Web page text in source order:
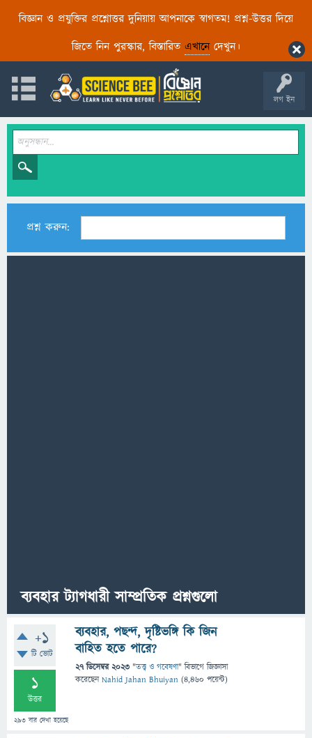
বিজ্ঞান ও প্রযুক্তির প্রশ্নোত্তর দুনিয়ায় আপনাকে স্বাগতম! প্রশ্ন-উত্তর দিয়ে
জিতে নিন পুরস্কার, বিস্তারিত এখানেদেখুন।
লগ ইন
প্রশ্ন করুন:
ব্যবহার ট্যাগধারী সাম্প্রতিক প্রশ্নগুলো
+1
টি ভোট
1
উত্তর
293 বার দেখা হয়েছে
ব্যবহার, পছন্দ, দৃষ্টিভঙ্গি কি জিন
বাহিত হতে পারে?
27 ডিসেম্বর 2023 "তত্ত্ব ও গবেষণা" বিভাগে জিজ্ঞাসা
করেছেনNahid Jahan Bhuiyan (4,460 পয়েন্ট)